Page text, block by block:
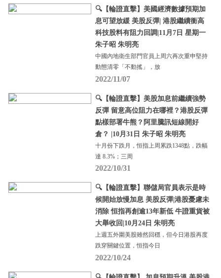
🔍【輪證直擊】美國經濟數據預期加
息可望放緩 美股反彈| 港股繼續衝高
科技股料有阻力回調|11月7日 星期一
朱子昭 朱明亮
中國內地衛生部門官員上周六再次重申堅持
動態清零「不動搖」，放
2022/11/07
🔍【輪證直擊】美股加息前繼續強勢
反彈 留意高位阻力在哪裡？港股反彈
點樣部署牛熊？阿里騰訊短線開好
倉？ |10月31日 朱子昭 朱明亮
十月份下跌月，恒指上周累跌1348點，跌幅
達 8.3%；三周
2022/10/31
🔍【輪證直擊】聯儲局官員表示是時
候開始放慢加息 美股反彈|港股憂慮未
消除 恒指再創逾13年新低 牛證重貨被
大舉收回|10月24日 朱明亮
上週五外圍美股雖然回穩，但今日港股再度
跌穿關鍵位置，恒指今日
2022/10/24